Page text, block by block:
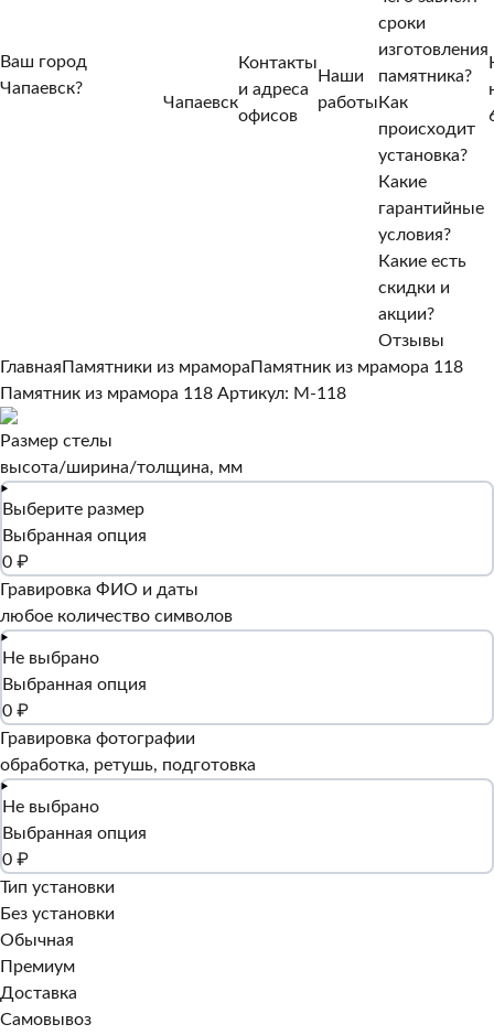
Ваш город
Чапаевск?
Чапаевск
Контакты
и адреса
офисов
Наши
работы
сроки
изготовления
памятника?
Как
происходит
установка?
Какие
гарантийные
условия?
Какие есть
скидки и
акции?
Отзывы
Главная Памятники из мрамора Памятник из мрамора 118
Памятник из мрамора 118 Артикул: M-118
Размер стелы
высота/ширина/толщина, мм
Выберите размер
Выбранная опция
0 ₽
Гравировка ФИО и даты
любое количество символов
Не выбрано
Выбранная опция
0 ₽
Гравировка фотографии
обработка, ретушь, подготовка
Не выбрано
Выбранная опция
0 ₽
Тип установки
Без установки
Обычная
Премиум
Доставка
Самовывоз